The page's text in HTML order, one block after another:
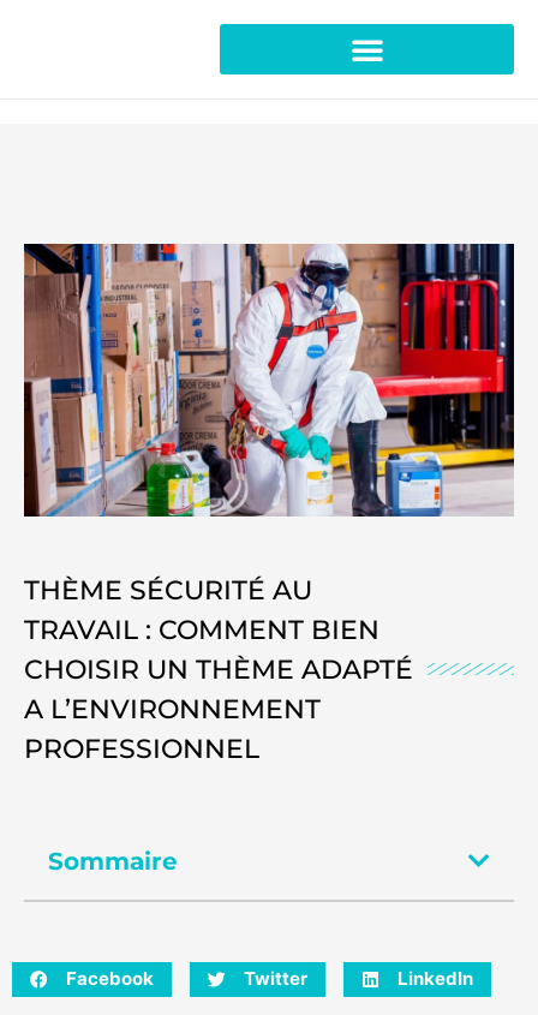
THÈME SÉCURITÉ AU
TRAVAIL : COMMENT BIEN
CHOISIR UN THÈME ADAPTÉ
A L’ENVIRONNEMENT
PROFESSIONNEL
Sommaire
Facebook Twitter LinkedIn